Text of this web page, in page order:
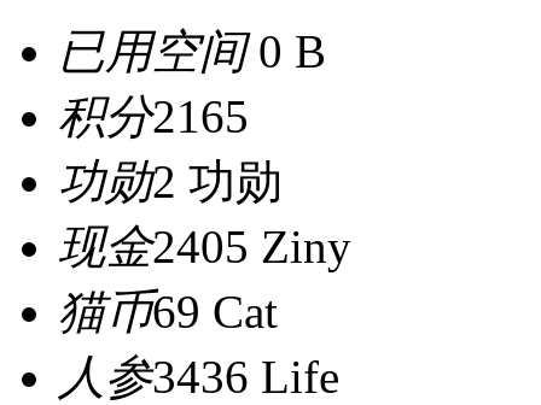
已用空间0 B
积分2165
功勋2 功勋
现金2405 Ziny
猫币69 Cat
人参3436 Life